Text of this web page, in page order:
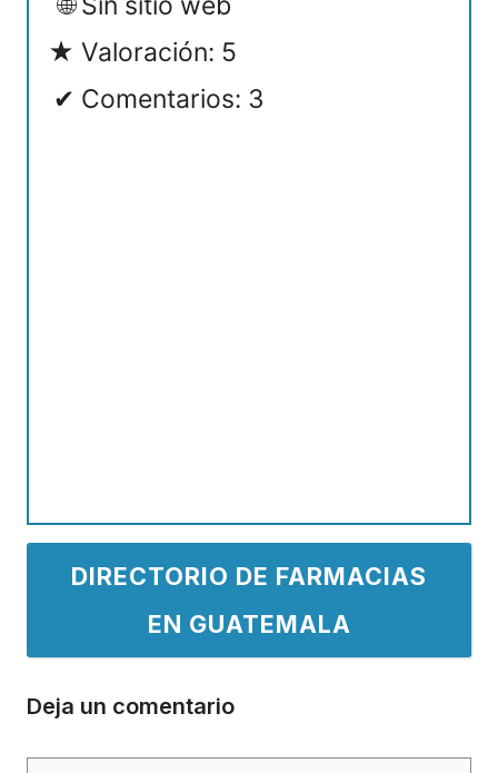
Valoración: 5
Comentarios: 3
DIRECTORIO DE FARMACIAS
EN GUATEMALA
Deja un comentario